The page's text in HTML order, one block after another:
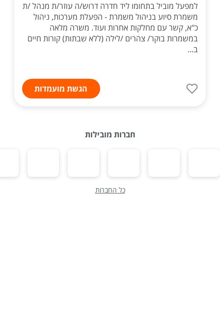
למפעל מוביל בתחומו ליד חדרה דרוש/ה עוזר/ת מנהל /ת
משמרת סיוע בניהול משמרת - הפעלת מערכות, ניהול
כ"א, קשר עם מחלקות אחרות ועוד. משרה מלאה
במשמרות בוקר/ צהרים /לילה (ללא שבתות) קורות חיים
ב...
הגשת מועמדות
חברות מובילות
כל החברות